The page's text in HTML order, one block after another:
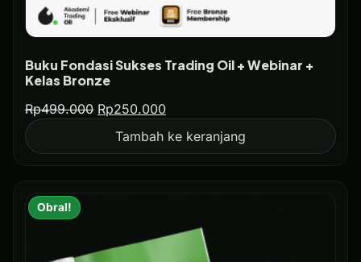
Buku Fondasi Sukses Trading Oil + Webinar +
Kelas Bronze
Rp499.000 Rp250.000
Tambah ke keranjang
Obral!